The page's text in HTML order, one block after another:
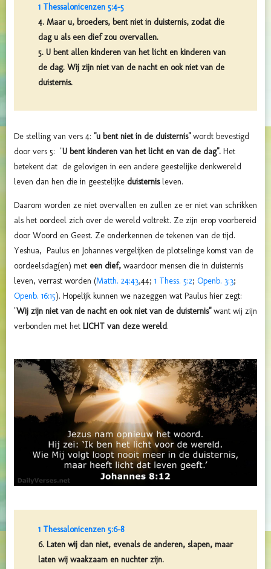
1 Thessalonicenzen 5:4-5
4. Maar u, broeders, bent niet in duisternis, zodat die
dag u als een dief zou overvallen.
5. U bent allen kinderen van het licht en kinderen van
de dag. Wij zijn niet van de nacht en ook niet van de
duisternis.
De stelling van vers 4: "u bent niet in de duisternis"wordt bevestigd
door vers 5: "U bent kinderen van het licht en van de dag". Het
betekent dat de gelovigen in een andere geestelijke denkwereld
leven dan hen die in geestelijke duisternisleven.
Daarom worden ze niet overvallen en zullen ze er niet van schrikken
als het oordeel zich over de wereld voltrekt. Ze zijn erop voorbereid
door Woord en Geest. Ze onderkennen de tekenen van de tijd.
Yeshua, Paulus en Johannes vergelijken de plotselinge komst van de
oordeelsdag(en) met een dief, waardoor mensen die in duisternis
leven, verrast worden (Matth. 24:43,44; 1 Thess. 5:2; Openb. 3:3;
Openb. 16:15). Hopelijk kunnen we nazeggen wat Paulus hier zegt:
"Wij zijn niet van de nacht en ook niet van de duisternis"want wij zijn
verbonden met het LICHT van deze wereld.
1 Thessalonicenzen 5:6-8
6. Laten wij dan niet, evenals de anderen, slapen, maar
laten wij waakzaam en nuchter zijn.